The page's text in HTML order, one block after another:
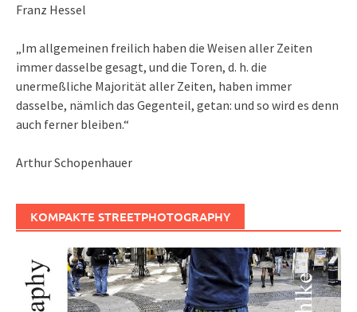
Franz Hessel
„Im allgemeinen freilich haben die Weisen aller Zeiten
immer dasselbe gesagt, und die Toren, d. h. die
unermeßliche Majorität aller Zeiten, haben immer
dasselbe, nämlich das Gegenteil, getan: und so wird es denn
auch ferner bleiben.“
Arthur Schopenhauer
KOMPAKTE STREETPHOTOGRAPHY